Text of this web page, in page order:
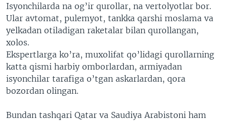
Isyonchilarda na og’ir qurollar, na vertolyotlar bor.
Ular avtomat, pulemyot, tankka qarshi moslama va
yelkadan otiladigan raketalar bilan qurollangan,
xolos.
Ekspertlarga ko’ra, muxolifat qo’lidagi qurollarning
katta qismi harbiy omborlardan, armiyadan
isyonchilar tarafiga o’tgan askarlardan, qora
bozordan olingan.
Bundan tashqari Qatar va Saudiya Arabistoni ham